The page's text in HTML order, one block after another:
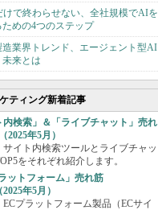
で終わらせない、全社規模でAIを
ための4つのステップ
造業界トレンド、エージェント型AI
来とは
ティング新着記事
内検索」＆「ライブチャット」売れ
2025年5月）
サイト内検索ツールとライブチャッ
をそれぞれ紹介します。
ットフォーム」売れ筋
年5月）
プラットフォーム製品（ECサイ